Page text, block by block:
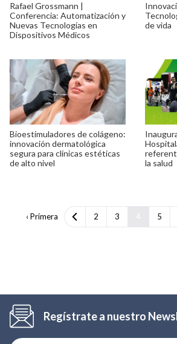
Rafael Grossmann |
Conferencia: Automatización y
Nuevas Tecnologías en
Dispositivos Médicos
de vida
Bioestimuladores de colágeno:
innovación dermatológica
segura para clínicas estéticas
de alto nivel
la salud
‹ Primera 2 3 5
Regístrate a nuestro